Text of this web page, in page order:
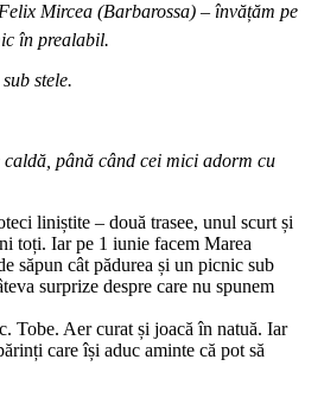
Mircea (Barbarossa) – învățăm pe
în prealabil.
stele.
caldă, până când cei mici adorm cu
liniștite – două trasee, unul scurt și
toți. Iar pe 1 iunie facem Marea
săpun cât pădurea și un picnic sub
surprize despre care nu spunem
Tobe. Aer curat și joacă în natuă. Iar
care își aduc aminte că pot să